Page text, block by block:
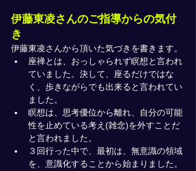
伊藤東凌さんのご指導からの気付
き
伊藤東凌さんから頂いた気づきを書きます。
座禅とは、おっしゃられず瞑想と言われ
ていました。決して、座るだけではな
く、歩きながらでも出来ると言われてい
ました。
瞑想は、思考優位から離れ、自分の可能
性を止めている考え(雑念)を外すことだ
と言われました。
３回行った中で、最初は、無意識の領域
を、意識化することから始まりました。